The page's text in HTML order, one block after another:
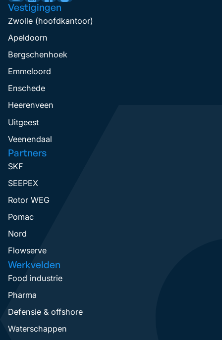
Vestigingen
Zwolle (hoofdkantoor)
Apeldoorn
Bergschenhoek
Emmeloord
Enschede
Heerenveen
Uitgeest
Veenendaal
Partners
SKF
SEEPEX
Rotor WEG
Pomac
Nord
Flowserve
Werkvelden
Food industrie
Pharma
Defensie & offshore
Waterschappen